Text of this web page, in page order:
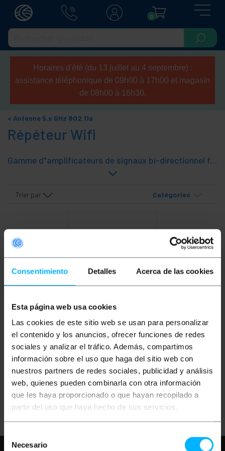
Consentimiento Detalles Acerca de las cookies
Esta página web usa cookies
Las cookies de este sitio web se usan para personalizar
el contenido y los anuncios, ofrecer funciones de redes
sociales y analizar el tráfico. Además, compartimos
información sobre el uso que haga del sitio web con
nuestros partners de redes sociales, publicidad y análisis
web, quienes pueden combinarla con otra información
que les haya proporcionado o que hayan recopilado a
partir del uso que haya hecho de sus servicios.
Selección
Necesario
0
Horaires d'été (du 13 juillet au 4 septembre) :
assistance téléphonique de 09h00 à 17h00 et magasin
de 08h00 à 16h30.
Antenne 5.x GHz 802.11a
Répéteur Wifi
Gamme d"amplificateurs de signaux bi-directionnel fonctionnant dans la bande de 5.xGHZ.
Trier par Catégories
25%
externe 500mW 802.11
PVP
59,51€
44,63€
44,63 VAT inc.
PVD
50,74 €
38,06 €
Livraison immédiate
REF:
Quantité